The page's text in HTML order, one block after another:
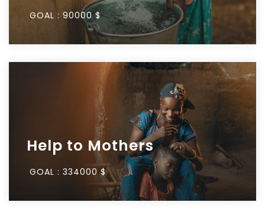
GOAL : 90000 $
Help to Mothers
GOAL : 334000 $